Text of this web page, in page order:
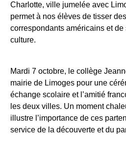
Charlotte, ville jumelée avec
permet à nos élèves de tisser
correspondants américains et de
culture.
Mardi 7 octobre, le collège
mairie de Limoges pour une
échange scolaire et l’amitié
les deux villes. Un moment
illustre l’importance de ces
service de la découverte et du